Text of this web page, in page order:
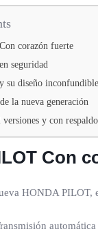
corazón fuerte
seguridad
su diseño inconfundible
la nueva generación
y con
Con
HONDA PILOT,